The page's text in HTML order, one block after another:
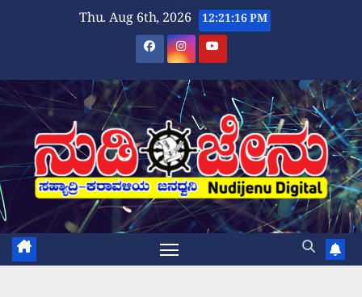
Thu. Aug 6th, 2026 12:21:17 PM